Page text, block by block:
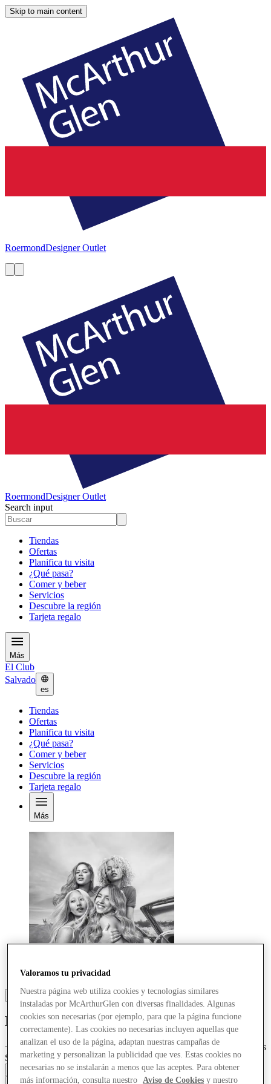
Skip to main content
RoermondDesigner Outlet
RoermondDesigner Outlet
Search input
Tiendas
Ofertas
Planifica tu visita
¿Qué pasa?
Comer y beber
Servicios
Descubre la región
Tarjeta regalo
Más
El Club
Salvado
es
Tiendas
Ofertas
Planifica tu visita
¿Qué pasa?
Comer y beber
Servicios
Descubre la región
Tarjeta regalo
Más
L'Oréal Beauty Store
+
Armani, NYX, Maybelline, Garnier, Essie, Maison Margiela, Yves
Saint Laurent, Kiehl's
Cerrado
Valoramos tu privacidad
Nuestra página web utiliza cookies y tecnologías similares
instaladas por McArthurGlen con diversas finalidades. Algunas
cookies son necesarias (por ejemplo, para que la página funcione
correctamente). Las cookies no necesarias incluyen aquellas que
analizan el uso de la página, adaptan nuestras campañas de
marketing y personalizan la publicidad que ves. Estas cookies no
necesarias no se instalarán a menos que las aceptes. Para obtener
más información, consulta nuestro
Aviso de Cookies y nuestro